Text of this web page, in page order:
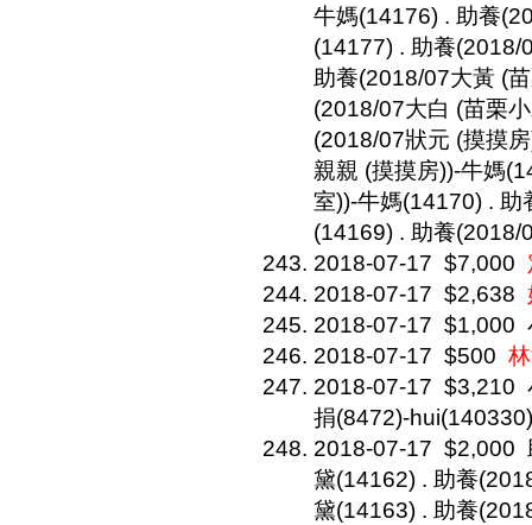
牛媽(14176) . 助養
(14177) . 助養(2018/
助養(2018/07大黃 (
(2018/07大白 (苗栗
(2018/07狀元 (摸摸
親親 (摸摸房))-牛媽
室))-牛媽(14170) .
(14169) . 助養(2018/
2018-07-17 $7,000
2018-07-17 $2,638
2018-07-17 $1,000
2018-07-17 $500
2018-07-17 $3,210
捐(8472)-
2018-07-17 $2,000
黛(14162) . 助養
黛(14163) . 助養